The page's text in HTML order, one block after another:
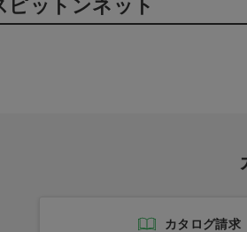
口腔ケア用品
Ci702(フラット毛/ラウ
ル
ピットンネット
カタログ請求